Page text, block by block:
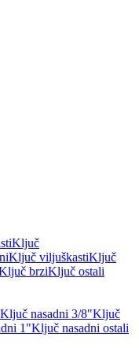
Ključ
Ključ viljuškastiKljuč
brziKljuč ostali
Ključ nasadni 3/8"Ključ
1"Ključ nasadni ostali